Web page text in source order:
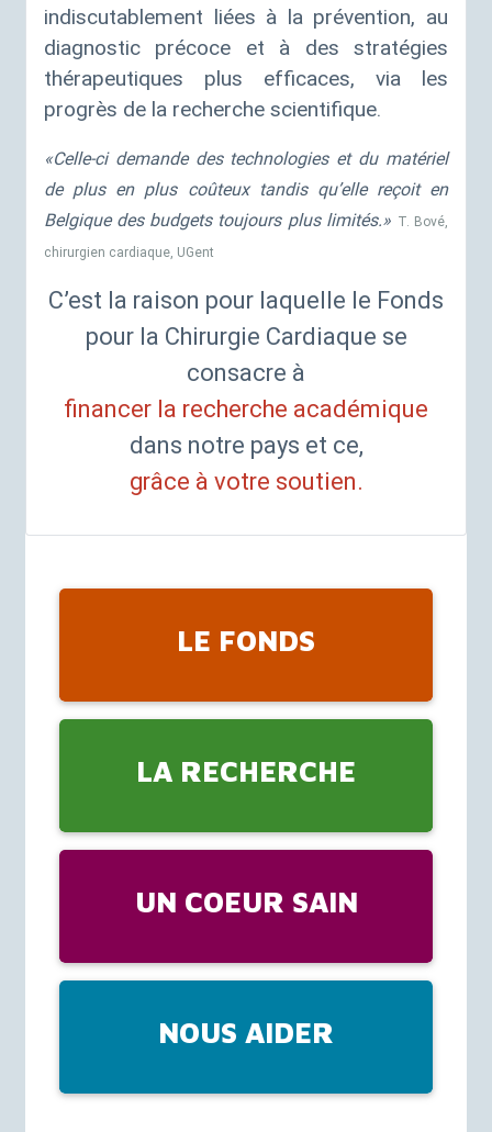
indiscutablement liées à la prévention, au
diagnostic précoce et à des stratégies
thérapeutiques plus efficaces, via les
progrès de la recherche scientifique.
«Celle-ci demande des technologies et du matériel
de plus en plus coûteux tandis qu’elle reçoit en
Belgique des budgets toujours plus limités.» T. Bové,
chirurgien cardiaque, UGent
C’est la raison pour laquelle le Fonds
pour la Chirurgie Cardiaque se
consacre à
financer la recherche académique
dans notre pays et ce,
grâce à votre soutien.
LE FONDS
LA RECHERCHE
UN COEUR SAIN
NOUS AIDER